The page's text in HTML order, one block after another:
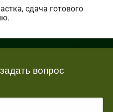
сдача готового
вопрос